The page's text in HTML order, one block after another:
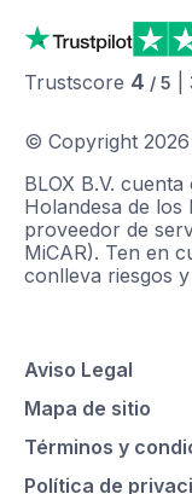
Trustscore 4 / 5
© Copyright 2026
BLOX B.V.
Holandesa de
proveedor de
MiCAR). Ten en
conlleva riesgos
Aviso Legal
Mapa de sitio
Términos y
Política de